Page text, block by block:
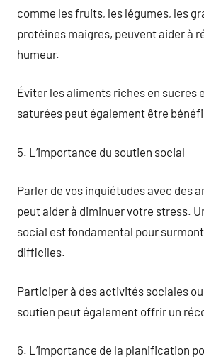
comme les fruits, les légumes, les
protéines maigres, peuvent aider à
humeur.
Éviter les aliments riches en sucres
saturées peut également être
5. L’importance du soutien social
Parler de vos inquiétudes avec des
peut aider à diminuer votre stress.
social est fondamental pour
difficiles.
Participer à des activités sociales
soutien peut également offrir un
6. L’importance de la planification